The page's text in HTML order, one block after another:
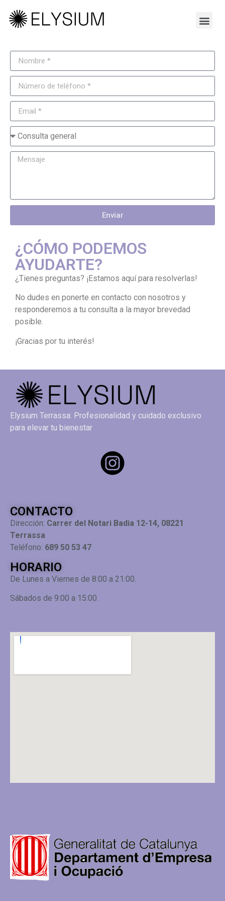
Enviar
¿CÓMO PODEMOS
AYUDARTE?
¿Tienes preguntas? ¡Estamos aquí para resolverlas!
No dudes en ponerte en contacto con nosotros y
responderemos a tu consulta a la mayor brevedad
posible.
¡Gracias por tu interés!
Elysium Terrassa: Profesionalidad y cuidado exclusivo
para elevar tu bienestar
CONTACTO
Dirección: Carrer del Notari Badia 12-14, 08221
Terrassa
Teléfono: 689 50 53 47
HORARIO
De Lunes a Viernes de 8:00 a 21:00.
Sábados de 9:00 a 15:00.